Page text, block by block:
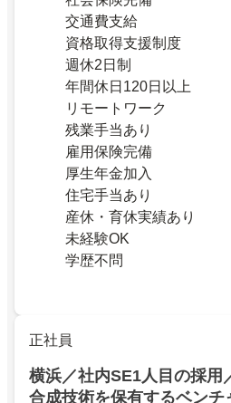
交通費支給
資格取得支援制度
週休2日制
年間休日120日以上
リモートワーク
残業手当あり
雇用保険完備
厚生年金加入
住宅手当あり
産休・育休実績あり
未経験OK
学歴不問
正社員
横浜／社内SE1人目の採用
合成技術を保有するベンチ